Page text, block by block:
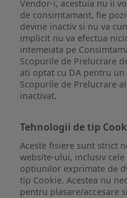
Vendor-i, acestuia nu ii
de consimtamant, fie
devine inactiv si nu va
implicit nu va efectua
intemeiata pe
Scopurile de Prelucrare
ati optat cu DA pentru
Scopurile de Prelucrare
inactivat.
Tehnologii de tip
Aceste fisiere sunt strict
website-ului, inclusiv
optiunilor exprimate de
tip Cookie. Acestea nu
pentru plasare/accesare